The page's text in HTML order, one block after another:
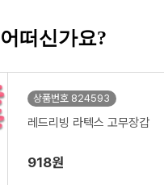
떠신가요?
상품번호 824593
레드리빙 라텍스 고무장갑
918원